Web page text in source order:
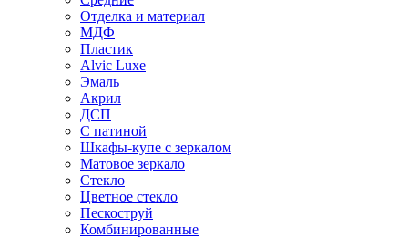
Отделка и материал
МДФ
Пластик
Alvic Luxe
Эмаль
Акрил
ДСП
С патиной
Шкафы-купе с зеркалом
Матовое зеркало
Стекло
Цветное стекло
Пескоструй
Комбинированные